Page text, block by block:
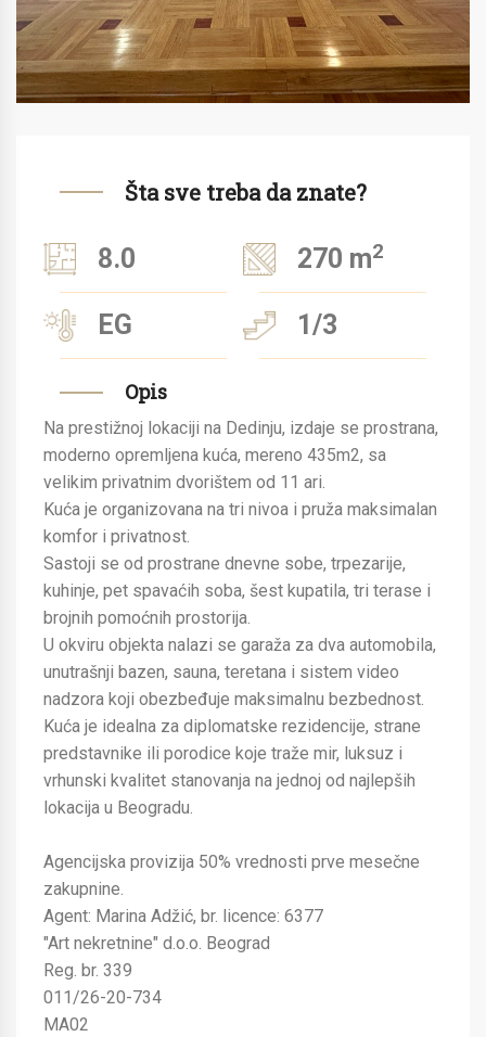
Šta sve treba da znate?
8.0 270 m2
EG 1/3
Opis
Na prestižnoj lokaciji na Dedinju, izdaje se prostrana,
moderno opremljena kuća, mereno 435m2, sa
velikim privatnim dvorištem od 11 ari.
Kuća je organizovana na tri nivoa i pruža maksimalan
komfor i privatnost.
Sastoji se od prostrane dnevne sobe, trpezarije,
kuhinje, pet spavaćih soba, šest kupatila, tri terase i
brojnih pomoćnih prostorija.
U okviru objekta nalazi se garaža za dva automobila,
unutrašnji bazen, sauna, teretana i sistem video
nadzora koji obezbeđuje maksimalnu bezbednost.
Kuća je idealna za diplomatske rezidencije, strane
predstavnike ili porodice koje traže mir, luksuz i
vrhunski kvalitet stanovanja na jednoj od najlepših
lokacija u Beogradu.
Agencijska provizija 50% vrednosti prve mesečne
zakupnine.
Agent: Marina Adžić, br. licence: 6377
"Art nekretnine" d.o.o. Beograd
Reg. br. 339
011/26-20-734
MA02